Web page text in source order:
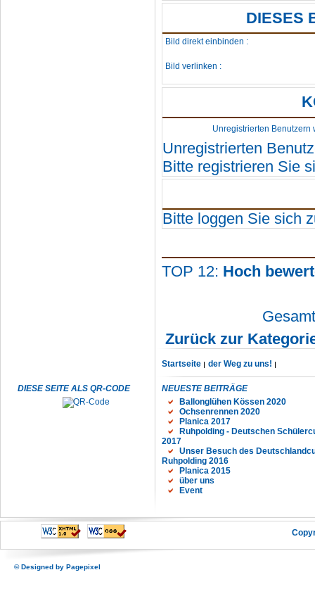
DIESES
Bild direkt einbinden :
Bild verlinken :
Unregistrierten Benutzern
Unregistrierten
Bitte registrieren Sie
Bitte loggen Sie sich
TOP 12: Hoch
Zurück zur
Startseite der Weg zu uns!
DIESE SEITE ALS QR-CODE
NEUESTE BEITRÄGE
Ballonglühen Kössen 2020
Ochsenrennen 2020
Planica 2017
Ruhpolding - Deutschen
2017
Unser Besuch des
Ruhpolding 2016
Planica 2015
über uns
Event
© Designed by Pagepixel